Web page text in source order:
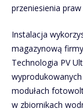
przeniesienia
Instalacja
magazynową firmy
Technologia PV
modułach
w zbiornikach